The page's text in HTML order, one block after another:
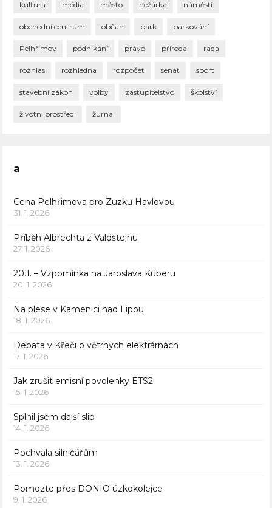
kultura média město nežárka náměstí
obchodní centrum občan park parkování
Pelhřimov podnikání právo příroda rada
rozhlas rozhledna rozpočet senát sport
stavební zákon volby zastupitelstvo školství
životní prostředí žurnál
a
Cena Pelhřimova pro Zuzku Havlovou
31. 1. 2026
Příběh Albrechta z Valdštejnu
27. 1. 2026
20.1. – Vzpomínka na Jaroslava Kuberu
20. 1. 2026
Na plese v Kamenici nad Lipou
18. 1. 2026
Debata v Křeči o větrných elektrárnách
17. 1. 2026
Jak zrušit emisní povolenky ETS2
15. 1. 2026
Splnil jsem další slib
14. 1. 2026
Pochvala silničářům
13. 1. 2026
Pomozte přes DONIO úzkokolejce
9. 1. 2026